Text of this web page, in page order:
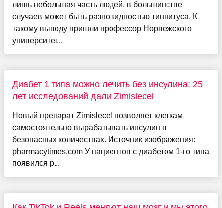
лишь небольшая часть людей, в большинстве
случаев может быть разновидностью тиннитуса. К
такому выводу пришли профессор Норвежского
университет...
Диабет 1 типа можно лечить без инсулина: 25
лет исследований дали Zimislecel
Новый препарат Zimislecel позволяет клеткам
самостоятельно вырабатывать инсулин в
безопасных количествах. Источник изображения:
pharmacytimes.com У пациентов с диабетом 1-го типа
появился р...